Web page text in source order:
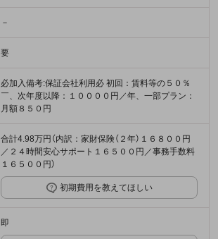
－
要
必加入備考:保証会社利用必 初回：賃料等の５０％
￣、次年度以降：１００００円／年、一部プラン：
月額８５０円
合計4.98万円（内訳：家財保険（２年）１６８００円
／２４時間安心サポート１６５００円／事務手数料
１６５００円）
初期費用を教えてほしい
即